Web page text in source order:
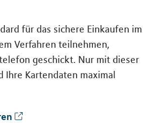
für das sichere Einkaufen im
Verfahren teilnehmen,
geschickt. Nur mit dieser
Ihre Kartendaten maximal